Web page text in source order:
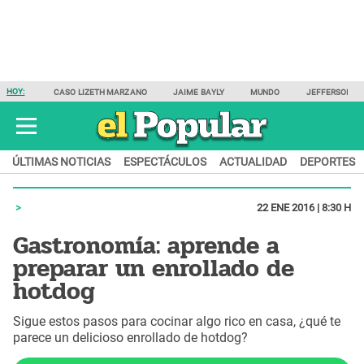
HOY: CASO LIZETH MARZANO JAIME BAYLY MUNDO JEFFERSON
ÚLTIMAS NOTICIAS ESPECTÁCULOS ACTUALIDAD DEPORTES
22 ENE 2016 | 8:30 H
Gastronomía: aprende a
preparar un enrollado de
hotdog
Sigue estos pasos para cocinar algo rico en casa, ¿qué te
parece un delicioso enrollado de hotdog?